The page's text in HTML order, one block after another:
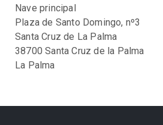
Nave principal
Plaza de Santo Domingo, nº3
Santa Cruz de La Palma
38700 Santa Cruz de la Palma
La Palma